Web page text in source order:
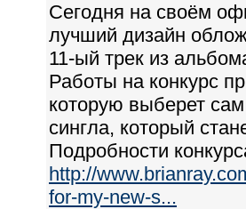
Сегодня на своём
лучший дизайн
11-ый трек из
Работы на конкурс
которую выберет
сингла, который
Подробности
http://
for-my-new-s...